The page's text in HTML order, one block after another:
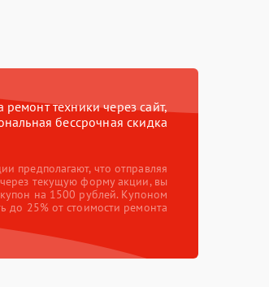
техники через сайт,
бессрочная скидка
предполагают, что отправляя
через текущую форму акции, вы
купон на 1500 рублей. Купоном
до 25% от стоимости ремонта